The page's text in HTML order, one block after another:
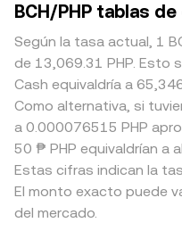
BCH/PHP tablas
Según la tasa actual, 1
de 13,069.31 PHP. Esto
Cash equivaldría a
Como alternativa, si
a 0.000076515 PHP
50 ₱ PHP equivaldrían a
Estas cifras indican la
El monto exacto puede
del mercado.